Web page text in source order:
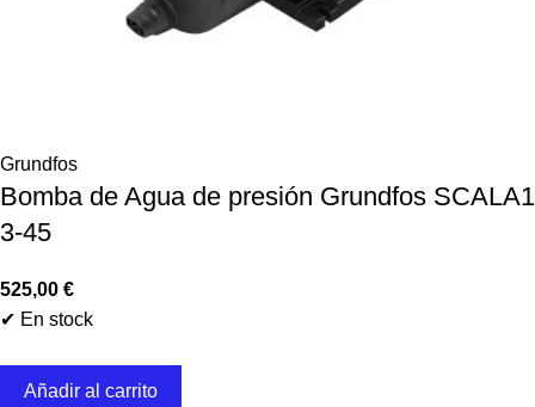
Grundfos
Bomba de Agua de presión Grundfos SCALA1
3-45
525,00 €
✔ En stock
Añadir al carrito